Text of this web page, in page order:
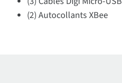
(2) Autocollants XBee